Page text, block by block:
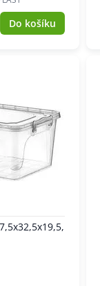
Do košíku